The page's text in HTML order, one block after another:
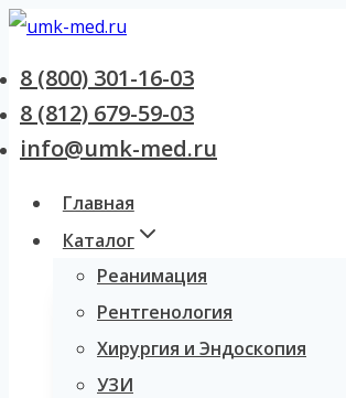
Перейти
содержанию
8 (800) 301-16-03
8 (812) 679-59-03
info@umk-med.ru
Главная
Каталог
Реанимация
Рентгенология
Хирургия и Эндоскопия
УЗИ